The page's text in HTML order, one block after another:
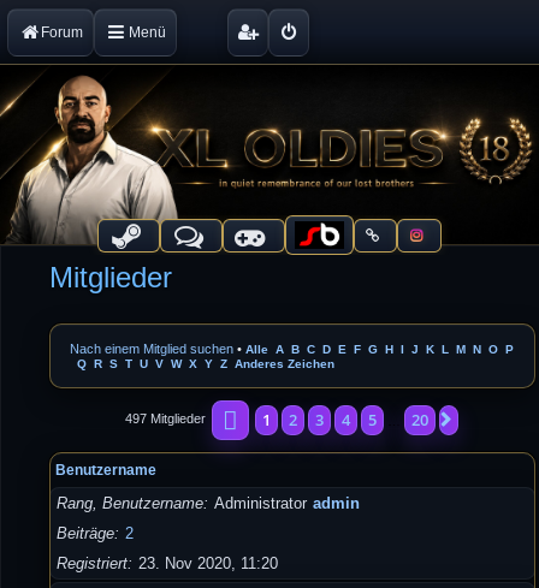
Forum Menü
Mitglieder
Nach einem Mitglied suchen •Alle A B C D E F G H I J K L M N O P
Q R S T U V W X Y Z Anderes Zeichen
497 Mitglieder Seite1von20
1 2 3 4 5 20
Benutzername
Rang, Benutzername Administrator admin
Beiträge 2
Registriert 23. Nov 2020, 11:20